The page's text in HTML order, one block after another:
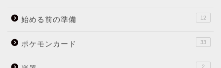
始める前の準備 12
ポケモンカード 33
2